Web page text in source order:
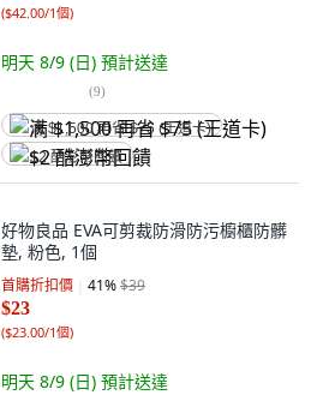
($42.00/1個)
明天 8/9 (日) 預計送達
(9)
满 $1,500 再省 $75 (王道卡)
$2 酷澎幣回饋
好物良品 EVA可剪裁防滑防污櫥櫃防髒
墊, 粉色, 1個
首購折扣價 41%$39
$23
($23.00/1個)
明天 8/9 (日) 預計送達